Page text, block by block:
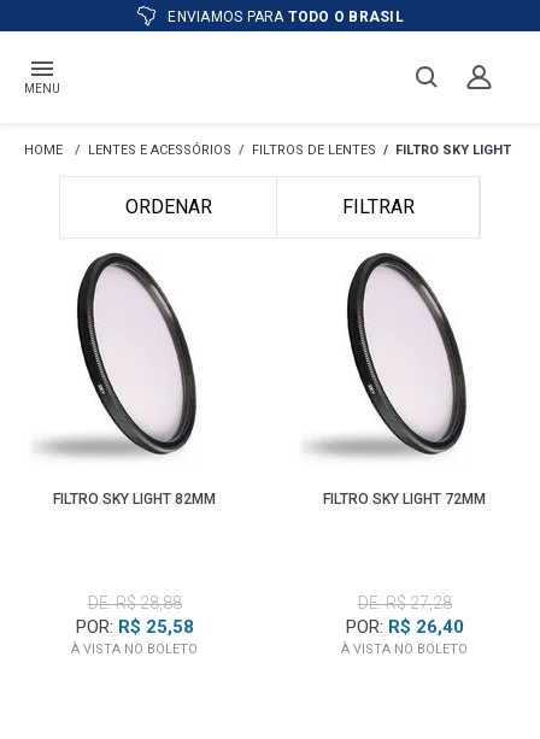
ENVIAMOS PARA TODO O BRASIL
MENU
LENTES E ACESSÓRIOS FILTROS DE LENTES FILTRO SKY LIGHT
ORDENAR FILTRAR
FILTRO SKY LIGHT 82MM
DE: R$ 28,88
POR: R$ 25,58
À VISTA NO BOLETO
FILTRO SKY LIGHT 72MM
DE: R$ 27,28
POR: R$ 26,40
À VISTA NO BOLETO